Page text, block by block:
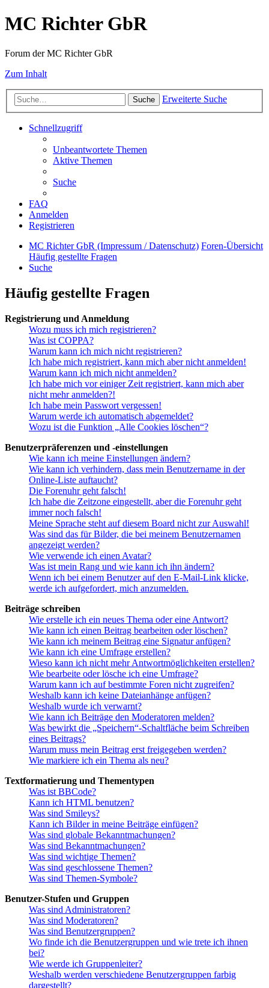
MC Richter GbR
Forum der MC Richter GbR
Zum Inhalt
Suche Erweiterte Suche
Schnellzugriff
Unbeantwortete Themen
Aktive Themen
Suche
FAQ
Anmelden
Registrieren
MC Richter GbR (Impressum / Datenschutz) Foren-Übersicht
Häufig gestellte Fragen
Suche
Häufig gestellte Fragen
Registrierung und Anmeldung
Wozu muss ich mich registrieren?
Was ist COPPA?
Warum kann ich mich nicht registrieren?
Ich habe mich registriert, kann mich aber nicht anmelden!
Warum kann ich mich nicht anmelden?
Ich habe mich vor einiger Zeit registriert, kann mich aber
nicht mehr anmelden?!
Ich habe mein Passwort vergessen!
Warum werde ich automatisch abgemeldet?
Wozu ist die Funktion „Alle Cookies löschen“?
Benutzerpräferenzen und -einstellungen
Wie kann ich meine Einstellungen ändern?
Wie kann ich verhindern, dass mein Benutzername in der
Online-Liste auftaucht?
Die Forenuhr geht falsch!
Ich habe die Zeitzone eingestellt, aber die Forenuhr geht
immer noch falsch!
Meine Sprache steht auf diesem Board nicht zur Auswahl!
Was sind das für Bilder, die bei meinem Benutzernamen
angezeigt werden?
Wie verwende ich einen Avatar?
Was ist mein Rang und wie kann ich ihn ändern?
Wenn ich bei einem Benutzer auf den E-Mail-Link klicke,
werde ich aufgefordert, mich anzumelden.
Beiträge schreiben
Wie erstelle ich ein neues Thema oder eine Antwort?
Wie kann ich einen Beitrag bearbeiten oder löschen?
Wie kann ich meinem Beitrag eine Signatur anfügen?
Wie kann ich eine Umfrage erstellen?
Wieso kann ich nicht mehr Antwortmöglichkeiten erstellen?
Wie bearbeite oder lösche ich eine Umfrage?
Warum kann ich auf bestimmte Foren nicht zugreifen?
Weshalb kann ich keine Dateianhänge anfügen?
Weshalb wurde ich verwarnt?
Wie kann ich Beiträge den Moderatoren melden?
Was bewirkt die „Speichern“-Schaltfläche beim Schreiben
eines Beitrags?
Warum muss mein Beitrag erst freigegeben werden?
Wie markiere ich ein Thema als neu?
Textformatierung und Thementypen
Was ist BBCode?
Kann ich HTML benutzen?
Was sind Smileys?
Kann ich Bilder in meine Beiträge einfügen?
Was sind globale Bekanntmachungen?
Was sind Bekanntmachungen?
Was sind wichtige Themen?
Was sind geschlossene Themen?
Was sind Themen-Symbole?
Benutzer-Stufen und Gruppen
Was sind Administratoren?
Was sind Moderatoren?
Was sind Benutzergruppen?
Wo finde ich die Benutzergruppen und wie trete ich ihnen
bei?
Wie werde ich Gruppenleiter?
Weshalb werden verschiedene Benutzergruppen farbig
dargestellt?